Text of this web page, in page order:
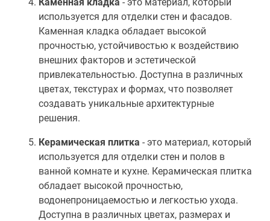
используется для отделки стен и фасадов.
Каменная кладка обладает высокой
прочностью, устойчивостью к воздействию
внешних факторов и эстетической
привлекательностью. Доступна в различных
цветах, текстурах и формах, что позволяет
создавать уникальные архитектурные
решения.
Керамическая плитка - это материал, который
используется для отделки стен и полов в
ванной комнате и кухне. Керамическая плитка
обладает высокой прочностью,
водонепроницаемостью и легкостью ухода.
Доступна в различных цветах, размерах и